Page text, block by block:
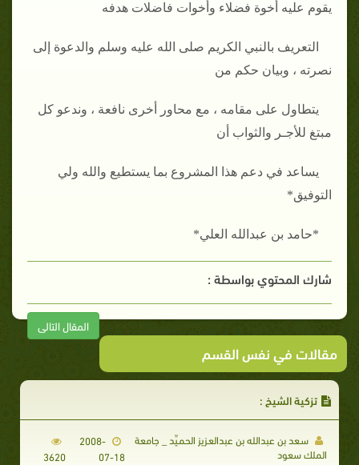
يقوم عليه أخوة فضلاء وأخوات فاضلات هدفه
التعريف بالنبي الكريم صلى الله عليه وسلم والدعوة إلى
نصرته ، وبيان حكم من
يتطاول على مقامه ، مع محاور أخرى نافعة ، وندعو كل
مبتغ للأجـر والثواب أن
يساعد في دعم هذا المشروع بما يستطيع والله ولي
التوفيق*
*حامد بن عبدالله العلي*
شارك المحتوي بواسطة :
المقال التالى
مقالات في نفس القسم
تزكية الشيخ :
سـعد بن عبدالله بن عبدالعـزيز الحمـيِّد _ جامعة
الملك سعود
2008-
07-18
3620